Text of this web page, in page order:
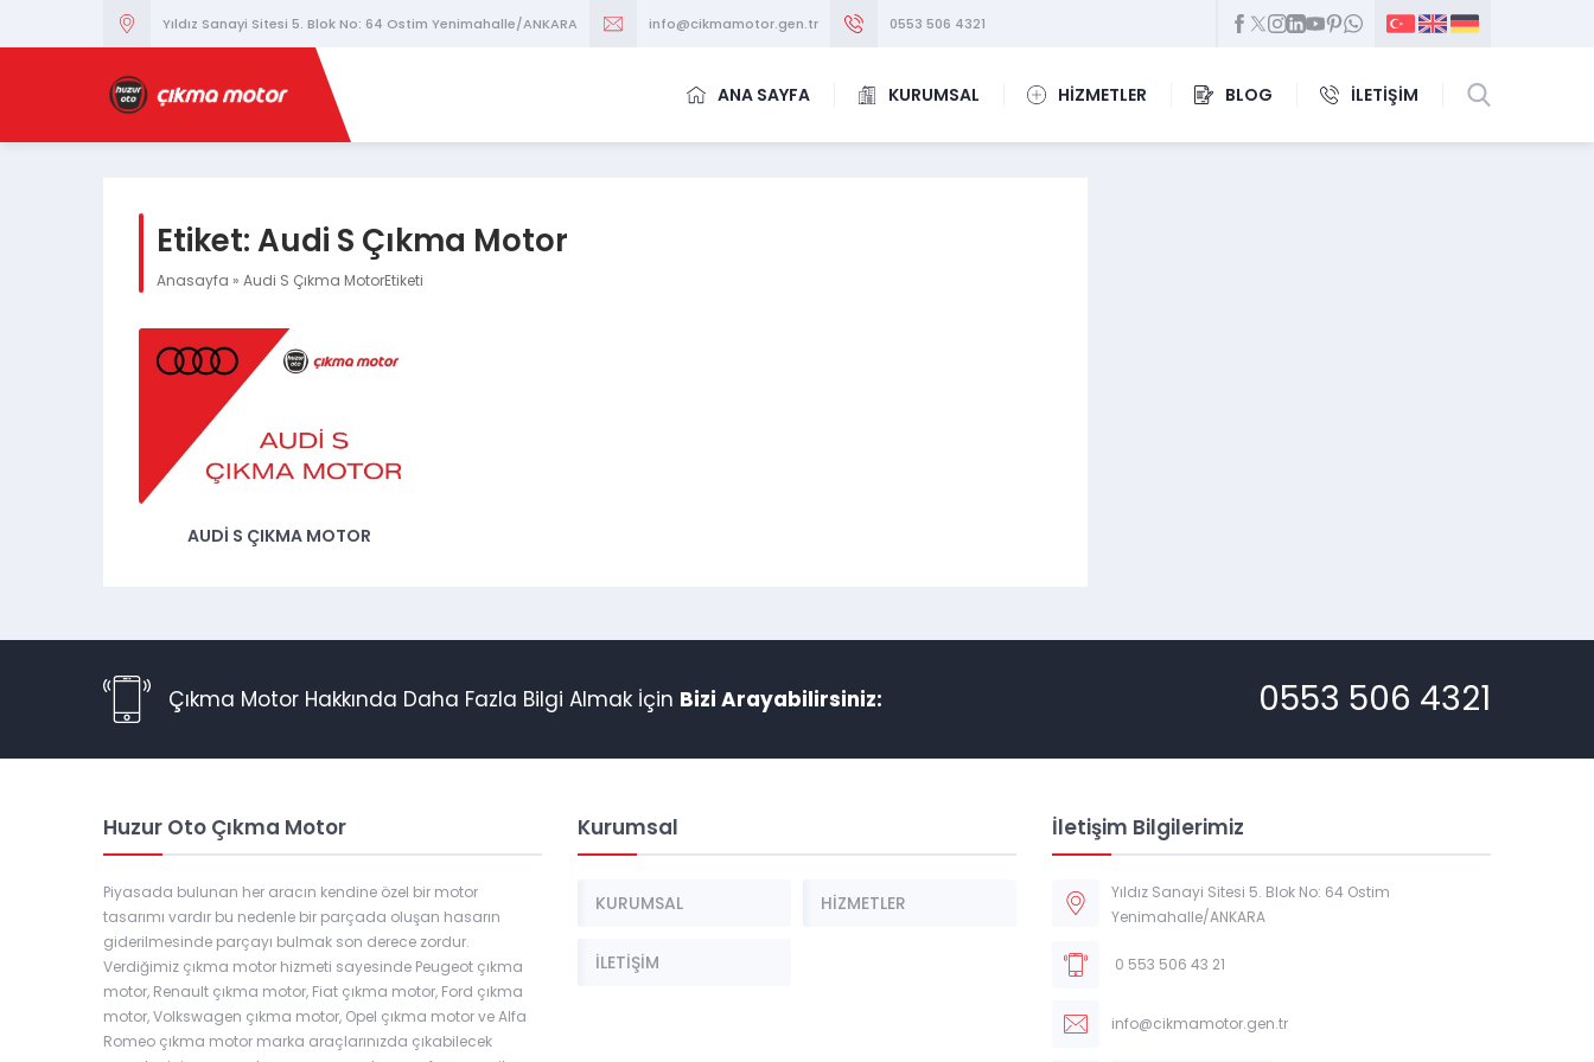
Yıldız Sanayi Sitesi 5. Blok No: 64 Ostim Yenimahalle/ANKARA info@cikmamotor.gen.tr 0553 506 4321
ANA SAYFA KURUMSAL HİZMETLER BLOG İLETİŞİM
Etiket:Audi S Çıkma Motor
Anasayfa » Audi S Çıkma MotorEtiketi
AUDI S ÇIKMA MOTOR
Çıkma Motor Hakkında Daha Fazla Bilgi Almak İçin Bizi Arayabilirsiniz: 0553 506 4321
Huzur Oto Çıkma Motor
Piyasada bulunan her aracın kendine özel bir motor
tasarımı vardır bu nedenle bir parçada oluşan hasarın
giderilmesinde parçayı bulmak son derece zordur.
Verdiğimiz çıkma motor hizmeti sayesinde Peugeot çıkma
motor, Renault çıkma motor, Fiat çıkma motor, Ford çıkma
motor, Volkswagen çıkma motor, Opel çıkma motor ve Alfa
Romeo çıkma motor marka araçlarınızda çıkabilecek
Kurumsal
KURUMSAL HİZMETLER
İLETİŞİM
İletişim Bilgilerimiz
Yıldız Sanayi Sitesi 5. Blok No: 64 Ostim
Yenimahalle/ANKARA
0 553 506 43 21
info@cikmamotor.gen.tr